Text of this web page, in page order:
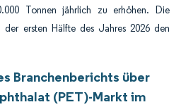
Tonnen jährlich zu erhöhen. Die
der ersten Hälfte des Jahres 2026 den
Branchenberichts über
(PET)-Markt im